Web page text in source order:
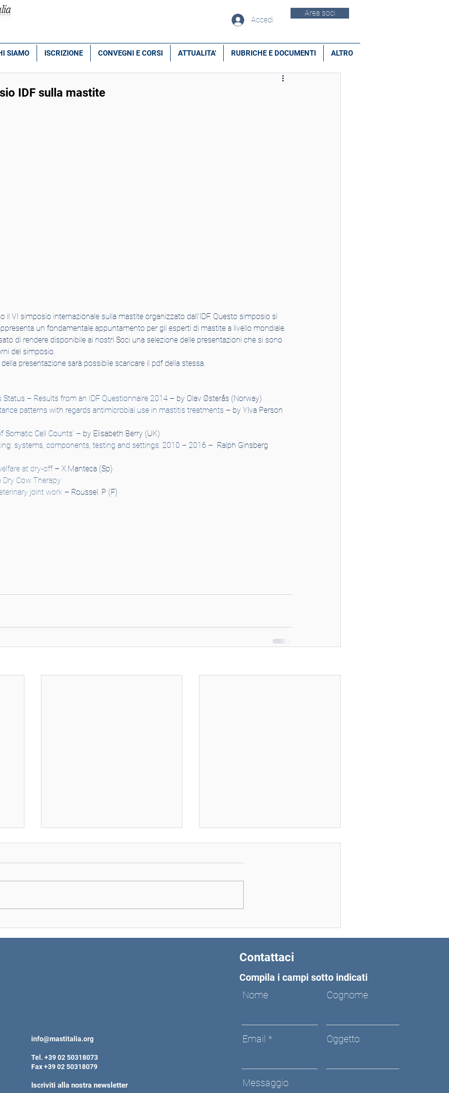
Accedi
Area soci
SIAMO ISCRIZIONE CONVEGNI E CORSI ATTUALITA' RUBRICHE E DOCUMENTI ALTRO
IDF sulla mastite
il VI simposio internazionale sulla mastite organizzato dall’IDF. Questo simposio si
un fondamentale appuntamento per gli esperti di mastite a livello mondiale.
di rendere disponibile ai nostri Soci una selezione delle presentazioni che si sono
del simposio.
presentazione sarà possibile scaricare il pdf della stessa.
– Results from an IDF Questionnaire 2014 – by Olav Østerås (Norway)
patterns with regards antimicrobial use in mastitis treatments – by Ylva Person
Somatic Cell Counts’ – by Elisabeth Berry (UK)
systems, components, testing and settings: 2010 – 2016 – Ralph Ginsberg
at dry-off – X.Manteca (Sp)
Dry Cow Therapy
joint work – Roussel. P (F)
info@mastitalia.org
Tel. +39 02 50318073
Fax +39 02 50318079
Iscriviti alla nostra newsletter
Contattaci
Compila i campi sotto indicati
Nome
Cognome
Email Oggetto
Messaggio